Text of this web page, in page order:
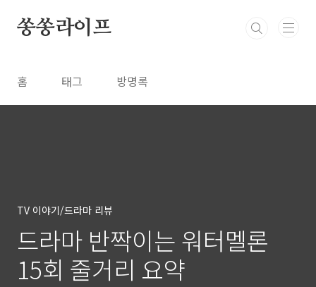
쏭쏭라이프
홈 태그 방명록
TV 이야기/드라마 리뷰
드라마 반짝이는 워터멜론
15회 줄거리 요약